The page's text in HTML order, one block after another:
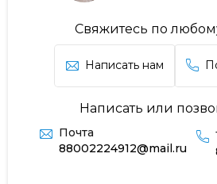
Свяжитесь по
Написать нам
Написать или
Почта
88002224912@mail.ru